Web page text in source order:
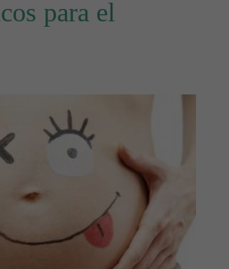
para el